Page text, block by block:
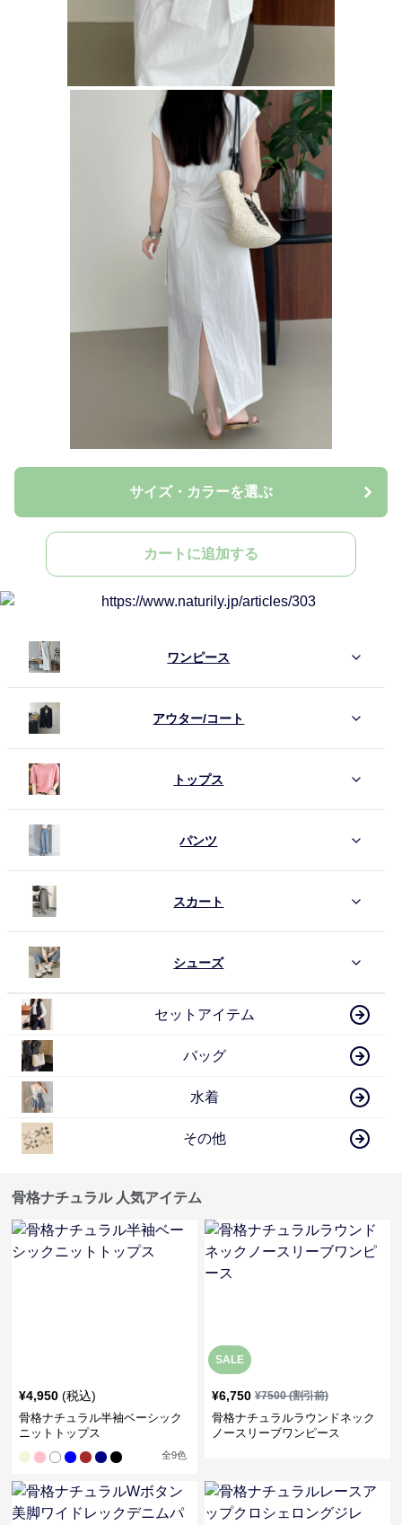
サイズ・カラーを選ぶ
カートに追加する
ワンピース
アウター/コート
トップス
パンツ
スカート
シューズ
セットアイテム
バッグ
水着
その他
骨格ナチュラル 人気アイテム
¥4,950 (税込)
骨格ナチュラル半袖ベーシック
ニットトップス
全9色
SALE
¥6,750 ¥7500(割引前)
骨格ナチュラルラウンドネック
ノースリーブワンピース